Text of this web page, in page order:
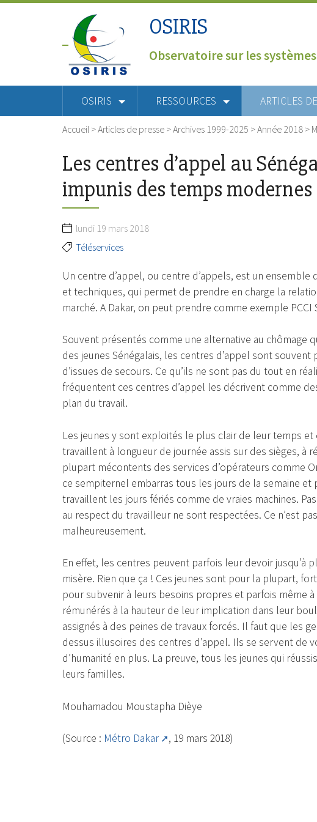
OSIRIS
Observatoire sur les
OSIRIS RESSOURCES ARTICLES
Accueil >Articles de presse >Archives 1999-2025 >Année 2018 >
Les centres d’appel au
impunis des temps modernes
lundi 19 mars 2018
Téléservices
Un centre d’appel, ou centre d’appels, est un
et techniques, qui permet de prendre en charge la
marché. A Dakar, on peut prendre comme exemple PCCI
Souvent présentés comme une alternative au chômage
des jeunes Sénégalais, les centres d’appel sont
d’issues de secours. Ce qu’ils ne sont pas du tout en
fréquentent ces centres d’appel les décrivent comme
plan du travail.
Les jeunes y sont exploités le plus clair de leur temps et
travaillent à longueur de journée assis sur des sièges, à
plupart mécontents des services d’opérateurs comme
ce sempiternel embarras tous les jours de la semaine et
travaillent les jours fériés comme de vraies machines.
au respect du travailleur ne sont respectées. Ce n’est
malheureusement.
En effet, les centres peuvent parfois leur devoir jusqu’à
misère. Rien que ça ! Ces jeunes sont pour la plupart,
pour subvenir à leurs besoins propres et parfois même
rémunérés à la hauteur de leur implication dans leur
assignés à des peines de travaux forcés. Il faut que les
dessus illusoires des centres d’appel. Ils se servent de
d’humanité en plus. La preuve, tous les jeunes qui
leurs familles.
Mouhamadou Moustapha Dièye
(Source : Métro Dakar , 19 mars 2018)